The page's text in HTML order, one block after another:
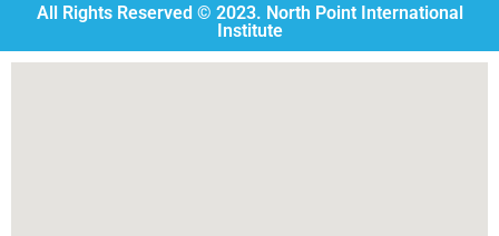
All Rights Reserved © 2023. North Point International
Institute